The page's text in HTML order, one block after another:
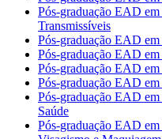
Pós-graduação EAD
Transmissíveis
Pós-graduação EAD
Pós-graduação EAD
Pós-graduação EAD
Pós-graduação EAD
Pós-graduação EAD
Saúde
Pós-graduação EAD